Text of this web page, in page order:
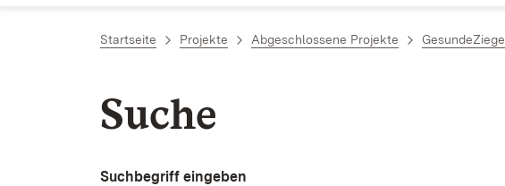
Startseite Projekte Abgeschlossene Projekte
Suche
Suchbegriff eingeben